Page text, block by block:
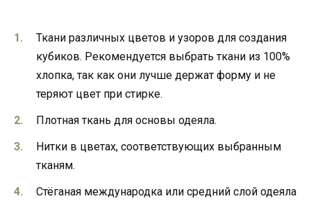
Ткани различных цветов и узоров для создания
кубиков. Рекомендуется выбрать ткани из 100%
хлопка, так как они лучше держат форму и не
теряют цвет при стирке.
Плотная ткань для основы одеяла.
Нитки в цветах, соответствующих выбранным
тканям.
Стёганая международка или средний слой одеяла